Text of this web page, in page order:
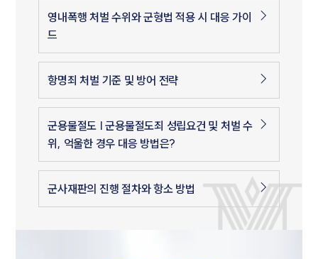
영내폭행 처벌 수위와 군형법 적용 시 대응 가이
드
항명죄 처벌 기준 및 방어 전략
군용물절도 | 군용물절도죄 성립요건 및 처벌 수
위, 억울한 경우 대응 방법은?
군사재판의 진행 절차와 항소 방법